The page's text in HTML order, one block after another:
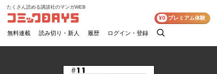
コミックDAYS
たくさん読める講談社のマンガWEB
無料連載 読み切り・新人 履歴 ログイン・登録
検
¥0 プレミアム体験